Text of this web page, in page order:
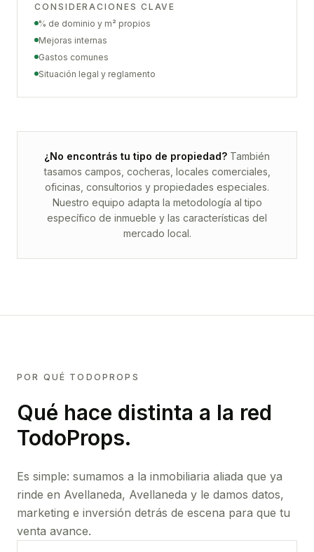
CONSIDERACIONES CLAVE
% de dominio y m² propios
Mejoras internas
Gastos comunes
Situación legal y reglamento
¿No encontrás tu tipo de propiedad? También
tasamos campos, cocheras, locales comerciales,
oficinas, consultorios y propiedades especiales.
Nuestro equipo adapta la metodología al tipo
específico de inmueble y las características del
mercado local.
POR QUÉ TODOPROPS
Qué hace distinta a la red
TodoProps.
Es simple: sumamos a la inmobiliaria aliada que ya
rinde en Avellaneda, Avellaneda y le damos datos,
marketing e inversión detrás de escena para que tu
venta avance.